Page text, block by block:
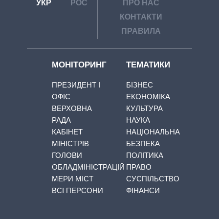
УКР РОС
ПРО НАС
КОНТАКТИ
ПРАВИЛА
МОНІТОРИНГ
ПРЕЗИДЕНТ І
ОФІС
ВЕРХОВНА
РАДА
КАБІНЕТ
МІНІСТРІВ
ГОЛОВИ
ОБЛАДМІНІСТРАЦІЙ
МЕРИ МІСТ
ВСІ ПЕРСОНИ
ТЕМАТИКИ
БІЗНЕС
ЕКОНОМІКА
КУЛЬТУРА
НАУКА
НАЦІОНАЛЬНА
БЕЗПЕКА
ПОЛІТИКА
ПРАВО
СУСПІЛЬСТВО
ФІНАНСИ